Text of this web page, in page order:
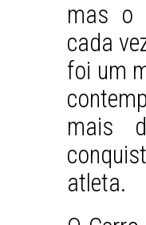
mas o
cada
foi um
mais
atleta.